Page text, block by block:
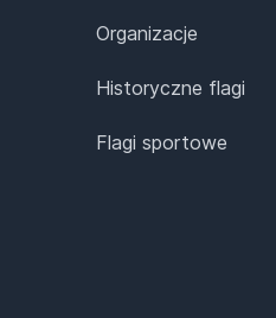
Organizacje
Historyczne flagi
Flagi sportowe